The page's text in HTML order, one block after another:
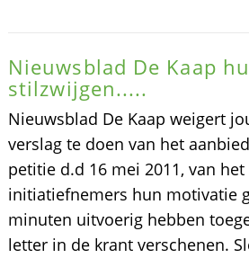
Nieuwsblad De Kaap
stilzwijgen.....
Nieuwsblad De Kaap weigert
verslag te doen van het
petitie d.d 16 mei 2011, van
initiatiefnemers hun motivatie
minuten uitvoerig hebben
letter in de krant verschenen.